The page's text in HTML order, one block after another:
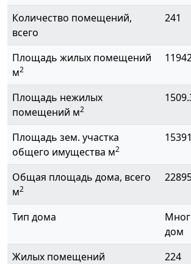
Количество помещений,
всего
241
Площадь жилых помещений
м2
Площадь нежилых
помещений м2
Площадь зем. участка
общего имущества м2
15391
Общая площадь дома, всего
м2
Тип дома
дом
Жилых помещений
224